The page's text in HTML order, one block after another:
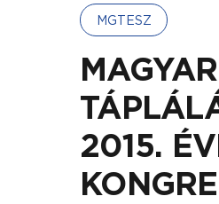
MGTESZ
2015.